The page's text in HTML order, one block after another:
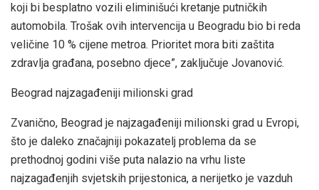
koji bi besplatno vozili eliminišući kretanje putničkih
automobila. Trošak ovih intervencija u Beogradu bio bi reda
veličine 10 % cijene metroa. Prioritet mora biti zaštita
zdravlja građana, posebno djece”, zaključuje Jovanović.
Beograd najzagađeniji milionski grad
Zvanično, Beograd je najzagađeniji milionski grad u Evropi,
što je daleko značajniji pokazatelj problema da se
prethodnoj godini više puta nalazio na vrhu liste
najzagađenjih svjetskih prijestonica, a nerijetko je vazduh